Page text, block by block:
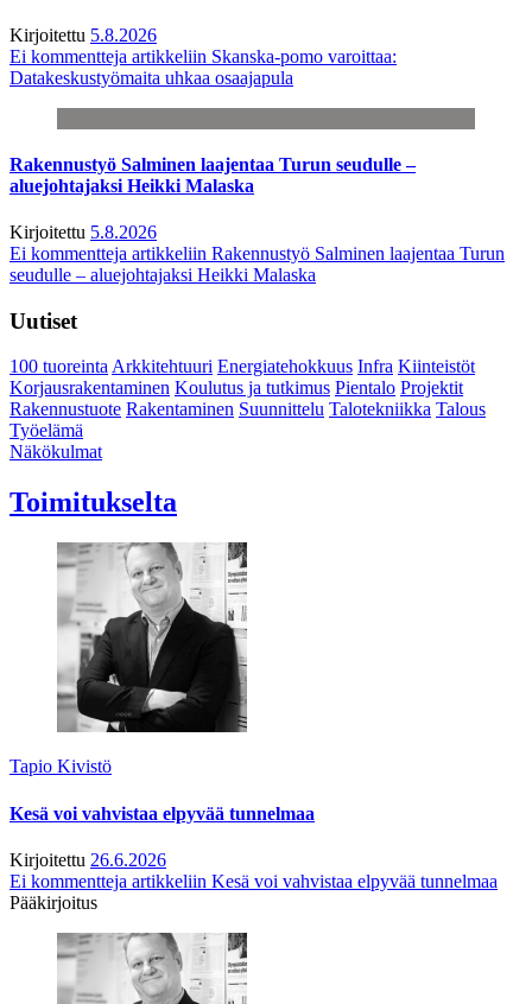
Kirjoitettu 5.8.2026
Ei kommentteja artikkeliin Skanska-pomo varoittaa:
Datakeskustyömaita uhkaa osaajapula
Rakennustyö Salminen laajentaa Turun seudulle –
aluejohtajaksi Heikki Malaska
Kirjoitettu 5.8.2026
Ei kommentteja artikkeliin Rakennustyö Salminen laajentaa Turun
seudulle – aluejohtajaksi Heikki Malaska
Uutiset
100 tuoreintaArkkitehtuuri Energiatehokkuus Infra Kiinteistöt
Korjausrakentaminen Koulutus ja tutkimus Pientalo Projektit
Rakennustuote Rakentaminen Suunnittelu Talotekniikka Talous
Työelämä
Näkökulmat
Toimitukselta
Tapio Kivistö
Kesä voi vahvistaa elpyvää tunnelmaa
Kirjoitettu 26.6.2026
Ei kommentteja artikkeliin Kesä voi vahvistaa elpyvää tunnelmaa
Pääkirjoitus